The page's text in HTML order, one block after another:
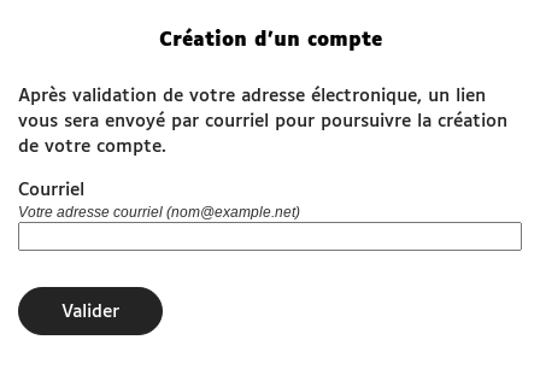
SITES UTILES
www.grandchambery.fr
Création d’un compte
Après validation de votre adresse électronique, un lien
vous sera envoyé par courriel pour poursuivre la création
de votre compte.
Courriel
Votre adresse courriel (nom@example.net)
Valider